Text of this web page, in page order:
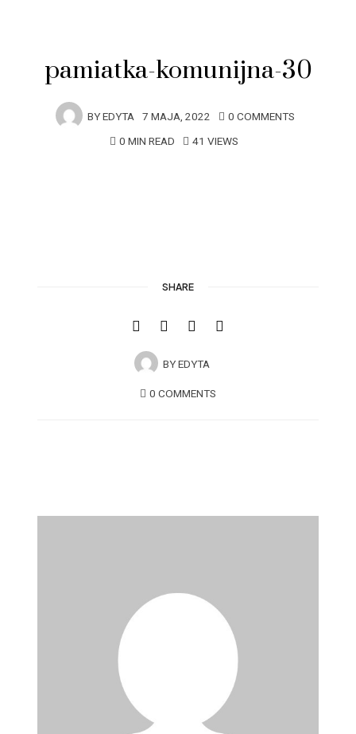
pamiatka-komunijna-30
BYEDYTA 7 MAJA, 2022
0 COMMENTS
0 MIN READ
41 VIEWS
SHARE
BYEDYTA
0 COMMENTS